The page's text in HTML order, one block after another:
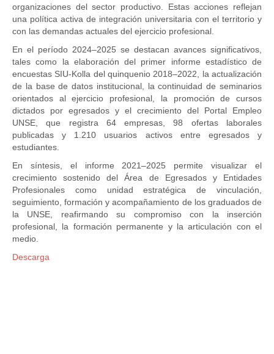
organizaciones del sector productivo. Estas acciones reflejan
una política activa de integración universitaria con el territorio y
con las demandas actuales del ejercicio profesional.
En el período 2024–2025 se destacan avances significativos,
tales como la elaboración del primer informe estadístico de
encuestas SIU-Kolla del quinquenio 2018–2022, la actualización
de la base de datos institucional, la continuidad de seminarios
orientados al ejercicio profesional, la promoción de cursos
dictados por egresados y el crecimiento del Portal Empleo
UNSE, que registra 64 empresas, 98 ofertas laborales
publicadas y 1.210 usuarios activos entre egresados y
estudiantes.
En síntesis, el informe 2021–2025 permite visualizar el
crecimiento sostenido del Área de Egresados y Entidades
Profesionales como unidad estratégica de vinculación,
seguimiento, formación y acompañamiento de los graduados de
la UNSE, reafirmando su compromiso con la inserción
profesional, la formación permanente y la articulación con el
medio.
Descarga